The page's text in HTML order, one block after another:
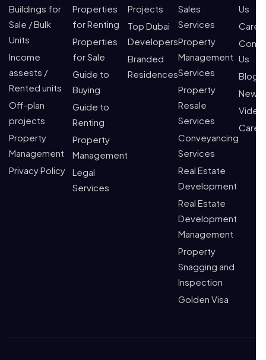
Buildings for
Sale / Bulk
Units
Income
assests /
Rented units
Off-plan
projects
Property
Management
Privacy Policy
Properties
for Renting
Properties
for Sale
Guide to
Buying
Guide to
Renting
Property
Management
Legal
Services
Projects
Top Dubai
Developers
Branded
Residences
Sales
Services
Property
Management
Services
Property
Resale
Services
Conveyancing
Services
Real Estate
Development
Real Estate
Development
Management
Property
Snagging and
Inspection
Golden Visa
Us
Us
Blogs
News